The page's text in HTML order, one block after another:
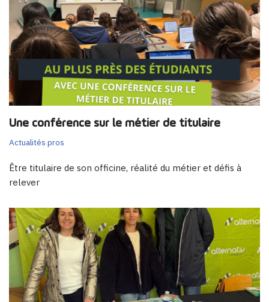
Une conférence sur le métier de titulaire
Actualités pros
Être titulaire de son officine, réalité du métier et défis à
relever